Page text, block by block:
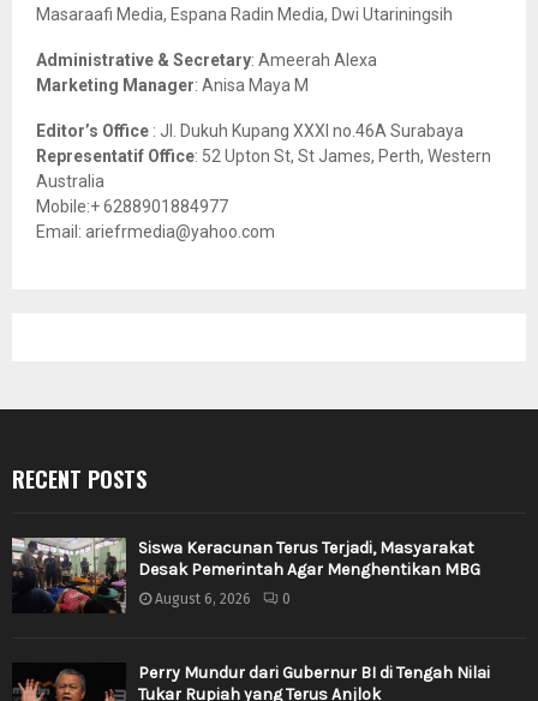
Masaraafi Media, Espana Radin Media, Dwi Utariningsih
Administrative & Secretary: Ameerah Alexa
Marketing Manager: Anisa Maya M
Editor’s Office : Jl. Dukuh Kupang XXXI no.46A Surabaya
Representatif Office: 52 Upton St, St James, Perth, Western
Australia
Mobile:+ 6288901884977
Email: ariefrmedia@yahoo.com
RECENT POSTS
Siswa Keracunan Terus Terjadi, Masyarakat
Desak Pemerintah Agar Menghentikan MBG
August 6, 2026 0
Perry Mundur dari Gubernur BI di Tengah Nilai
Tukar Rupiah yang Terus Anjlok